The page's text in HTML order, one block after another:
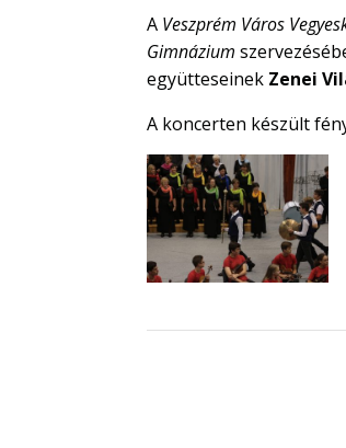
A Veszprém Város
Gimnázium
együtteseinek Zenei
A koncerten készült